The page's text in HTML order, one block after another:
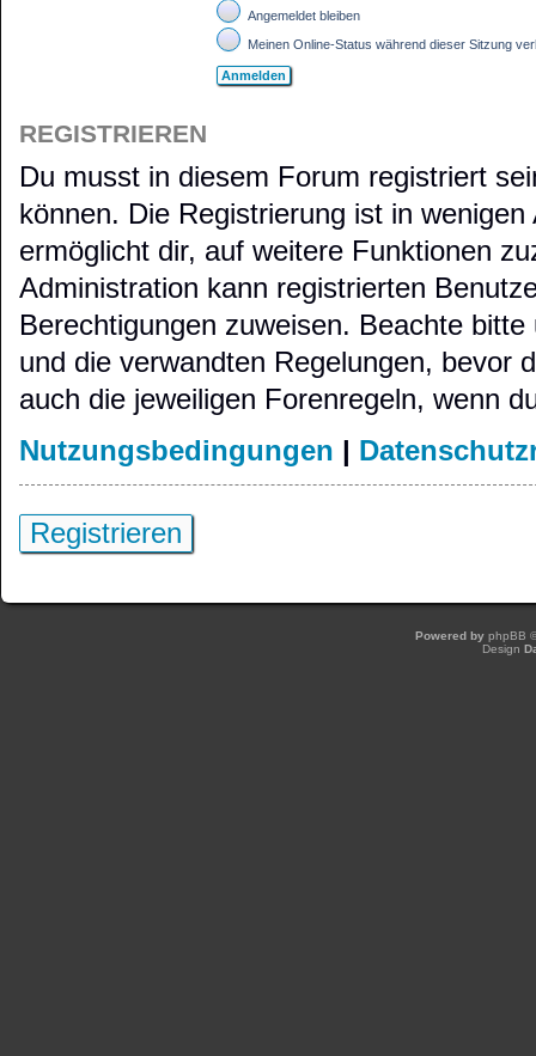
Angemeldet bleiben
Meinen Online-Status während dieser Sitzung
REGISTRIEREN
Du musst in diesem Forum registriert
können. Die Registrierung ist in
ermöglicht dir, auf weitere Funktionen
Administration kann registrierten
Berechtigungen zuweisen. Beachte
und die verwandten Regelungen, bevor
auch die jeweiligen Forenregeln, wenn
Nutzungsbedingungen |
Registrieren
Powered by phpBB
Design